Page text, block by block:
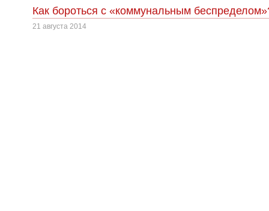
Как бороться с «коммунальным
21 августа 2014